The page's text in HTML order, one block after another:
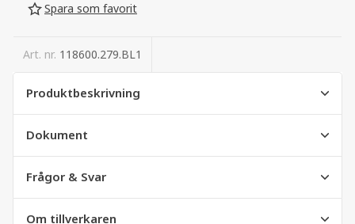
Spara som favorit
Art. nr. 118600.279.BL1
Produktbeskrivning
Dokument
Frågor & Svar
Om tillverkaren